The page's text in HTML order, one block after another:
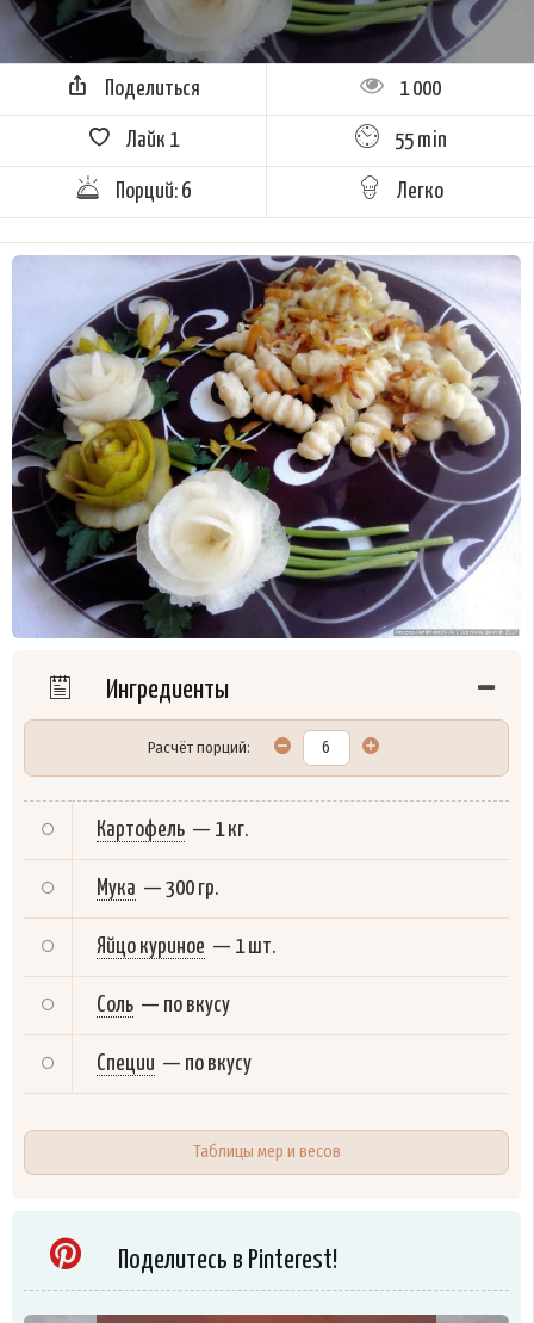
Поделиться 1 000
Лайк 1 55 min
Порций: 6 Легко
Ингредиенты
Расчёт порций:
Картофель — 1 кг.
Мука — 300 гр.
Яйцо куриное — 1 шт.
Соль — по вкусу
Специи — по вкусу
Таблицы мер и весов
Поделитесь в Pinterest!